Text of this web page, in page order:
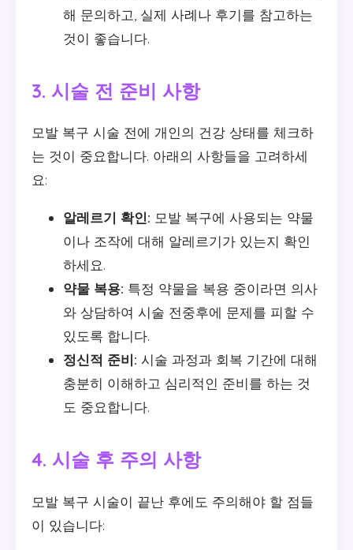
해 문의하고, 실제 사례나 후기를 참고하는
것이 좋습니다.
3. 시술 전 준비 사항
모발 복구 시술 전에 개인의 건강 상태를 체크하
는 것이 중요합니다. 아래의 사항들을 고려하세
요:
알레르기 확인: 모발 복구에 사용되는 약물
이나 조작에 대해 알레르기가 있는지 확인
하세요.
약물 복용: 특정 약물을 복용 중이라면 의사
와 상담하여 시술 전중후에 문제를 피할 수
있도록 합니다.
정신적 준비: 시술 과정과 회복 기간에 대해
충분히 이해하고 심리적인 준비를 하는 것
도 중요합니다.
4. 시술 후 주의 사항
모발 복구 시술이 끝난 후에도 주의해야 할 점들
이 있습니다: